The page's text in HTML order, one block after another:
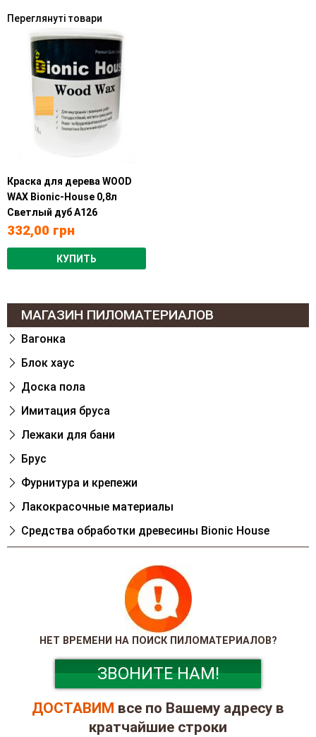
Переглянуті товари
Краска для дерева WOOD
WAX Bionic-House 0,8л
Светлый дуб А126
332,00 грн
КУПИТЬ
МАГАЗИН ПИЛОМАТЕРИАЛОВ
Вагонка
Блок хаус
Доска пола
Имитация бруса
Лежаки для бани
Брус
Фурнитура и крепежи
Лакокрасочные материалы
Cредства обработки древесины Bionic House
НЕТ ВРЕМЕНИ НА ПОИСК ПИЛОМАТЕРИАЛОВ?
ЗВОНИТЕ НАМ!
ДОСТАВИМ все по Вашему адресу в
кратчайшие строки